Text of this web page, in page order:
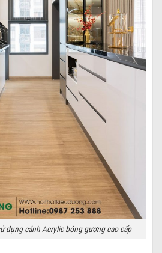
dụng cánh Acrylic bóng gương cao cấp